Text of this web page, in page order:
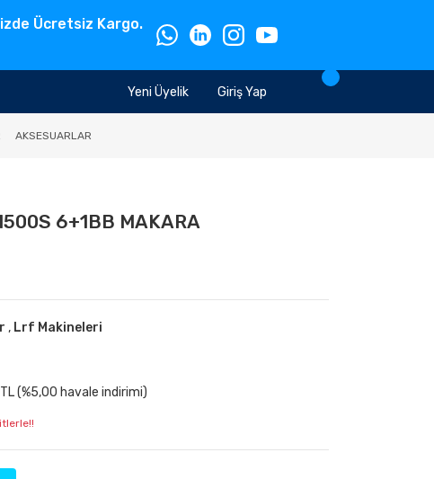
Ücretsiz Kargo.
Giriş Yap
Yeni Üyelik
AKSESUARLAR
6+1BB MAKARA
, Lrf Makineleri
(%5,00 havale indirimi)